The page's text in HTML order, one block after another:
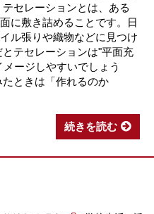
セレーションとは、ある
に敷き詰めることです。日
ル張りや織物などに見つけ
テセレーションは"平面充
ージしやすいでしょう
ときは「作れるのか
続きを読む